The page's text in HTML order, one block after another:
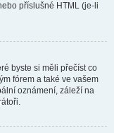
příslušné HTML (je-li
byste si měli přečíst co
fórem a také ve vašem
oznámení, záleží na